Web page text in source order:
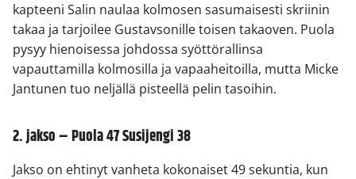
kapteeni Salin naulaa kolmosen sasumaisesti skriinin
takaa ja tarjoilee Gustavsonille toisen takaoven. Puola
pysyy hienoisessa johdossa syöttörallinsa
vapauttamilla kolmosilla ja vapaaheitoilla, mutta Micke
Jantunen tuo neljällä pisteellä pelin tasoihin.
2. jakso – Puola 47 Susijengi 38
Jakso on ehtinyt vanheta kokonaiset 49 sekuntia, kun